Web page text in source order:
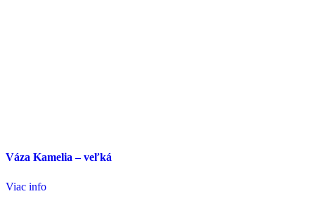
Váza Kamelia – veľká
Viac info